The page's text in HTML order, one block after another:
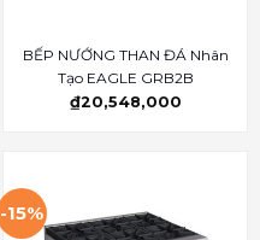
BẾP NƯỚNG THAN ĐÁ Nhân
Tạo EAGLE GRB2B
₫20,548,000
-15%